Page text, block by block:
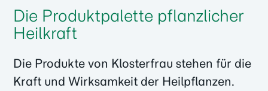
Die Produktpalette pflanzlicher
Heilkraft
Die Produkte von Klosterfrau stehen für die
Kraft und Wirksamkeit der Heilpflanzen.